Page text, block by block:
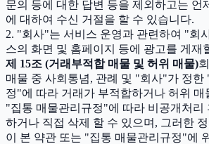
문의 등에 대한 답변 등을 제외하고는 언
에 대하여 수신 거절을 할 수 있습니다.
2. "회사"는 서비스 운영과 관련하여 "회
스의 화면 및 홈페이지 등에 광고를 게재
제 15조 (거래부적합 매물 및 허위 매물)
매물 중 사회통념, 관례 및 "회사"가 정한
정"에 따라 거래가 부적합하거나 허위 매
"집통 매물관리규정"에 따라 비공개처리
하거나 직접 삭제 할 수 있으며, 그러한
이 본 약관 또는 "집통 매물관리규정"에